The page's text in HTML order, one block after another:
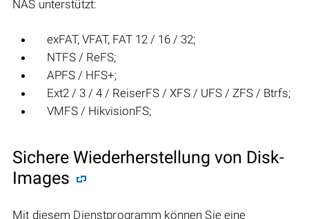
NAS unterstützt:
exFAT, VFAT, FAT 12 / 16 / 32;
NTFS / ReFS;
APFS / HFS+;
Ext2 / 3 / 4 / ReiserFS / XFS / UFS / ZFS / Btrfs;
VMFS / HikvisionFS;
Sichere Wiederherstellung von Disk-
Images
Mit diesem Dienstprogramm können Sie eine